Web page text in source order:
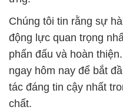
Chúng tôi tin rằng sự
động lực quan trọng
phấn đấu và hoàn
ngay hôm nay để bắt
tác đáng tin cậy nhất
chất.